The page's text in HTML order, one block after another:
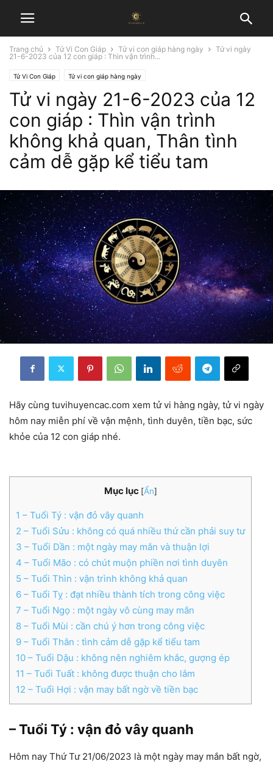
Trang chủ Tử Vi Con Giáp Tử vi con giáp hàng ngày
Tử vi ngày
21-6-2023 của 12 con giáp : Thìn vận trình...
Tử Vi Con Giáp Tử vi con giáp hàng ngày
Tử vi ngày 21-6-2023 của 12
con giáp : Thìn vận trình
không khả quan, Thân tình
cảm dễ gặp kể tiểu tam
Hãy cùng tuvihuyencac.com xem tử vi hàng ngày, tử vi ngày
hôm nay miễn phí về vận mệnh, tình duyên, tiền bạc, sức
khỏe của 12 con giáp nhé.
Mục lục [Ẩn]
1 – Tuổi Tý : vận đỏ vây quanh
2 – Tuổi Sửu : không có quá nhiều thứ cần phải suy tư
3 – Tuổi Dần : một ngày may mắn và thuận lợi
4 – Tuổi Mão : có chút muộn phiền nơi tình duyên
5 – Tuổi Thìn : vận trình không khả quan
6 – Tuổi Tỵ : đạt nhiều thành tích trong công việc
7 – Tuổi Ngọ : một ngày vô cùng may mắn
8 – Tuổi Mùi : cần chú ý hơn trong công việc
9 – Tuổi Thân : tình cảm dễ gặp kể tiểu tam
10 – Tuổi Dậu : không nên nghiêm khắc, gượng ép
11 – Tuổi Tuất : không được thuận cho lắm
12 – Tuổi Hợi : vận may bất ngờ về tiền bạc
– Tuổi Tý : vận đỏ vây quanh
Hôm nay Thứ Tư 21/06/2023 là một ngày may mắn bất ngờ,